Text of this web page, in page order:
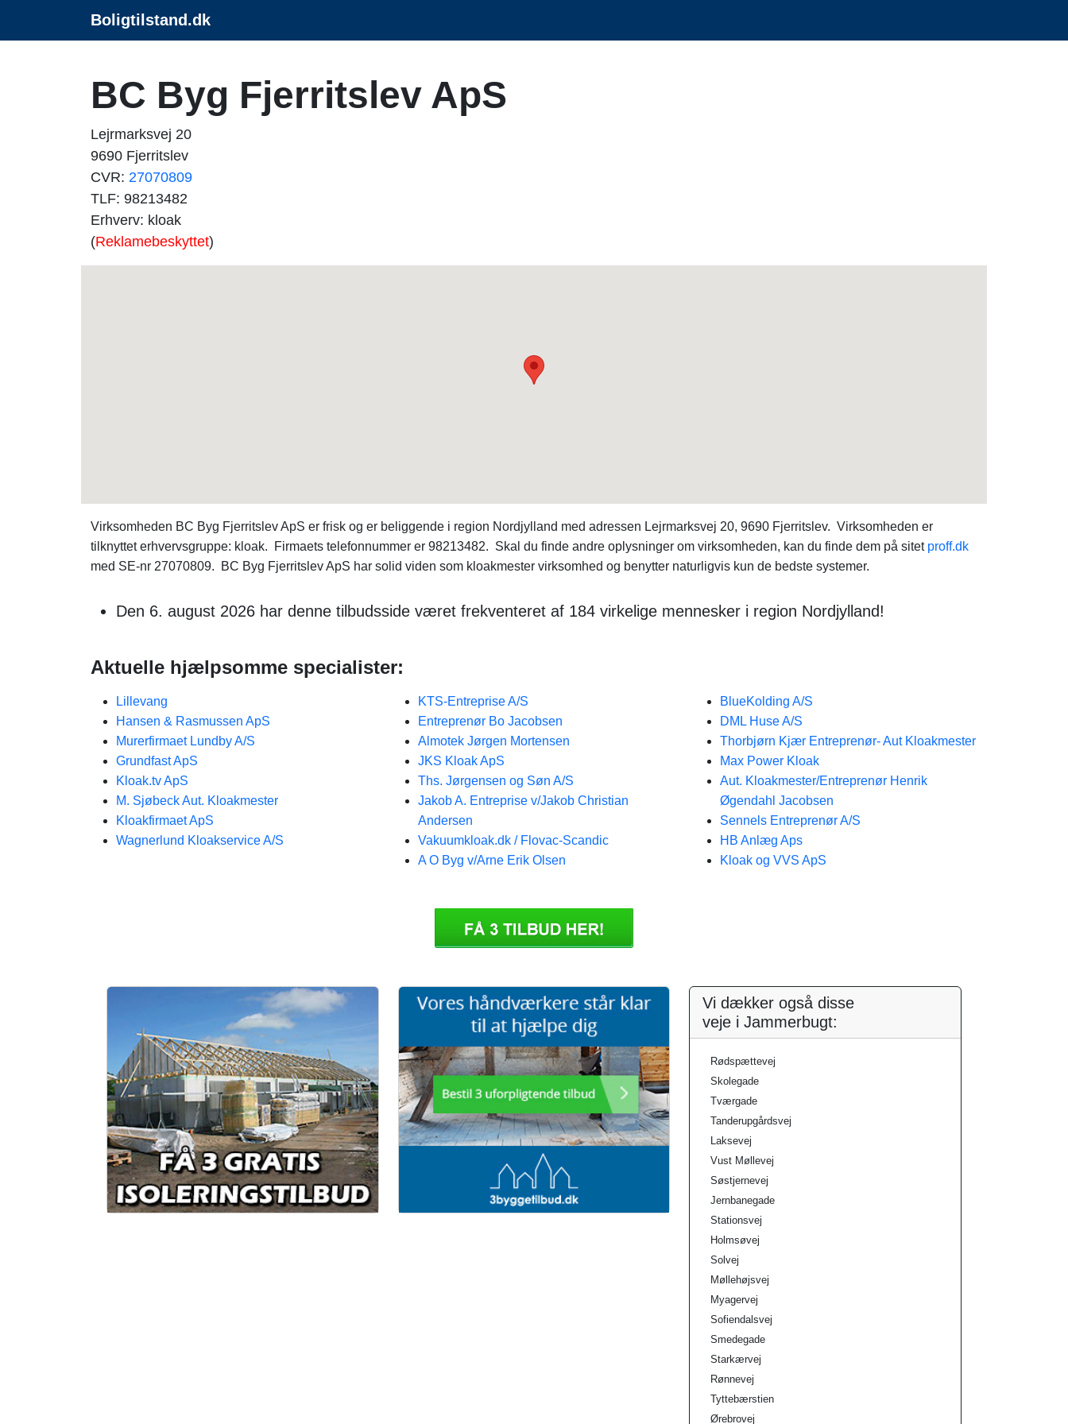
Boligtilstand.dk
BC Byg Fjerritslev ApS
Lejrmarksvej 20
9690 Fjerritslev
CVR: 27070809
TLF: 98213482
Erhverv: kloak
(Reklamebeskyttet)
Virksomheden BC Byg Fjerritslev ApS er frisk og er beliggende i region Nordjylland med adressen Lejrmarksvej 20, 9690 Fjerritslev. Virksomheden er
tilknyttet erhvervsgruppe: kloak. Firmaets telefonnummer er 98213482. Skal du finde andre oplysninger om virksomheden, kan du finde dem på sitet proff.dk
med SE-nr 27070809. BC Byg Fjerritslev ApS har solid viden som kloakmester virksomhed og benytter naturligvis kun de bedste systemer.
Den 6. august 2026 har denne tilbudsside været frekventeret af 184 virkelige mennesker i region Nordjylland!
Aktuelle hjælpsomme specialister:
Lillevang
Hansen & Rasmussen ApS
Murerfirmaet Lundby A/S
Grundfast ApS
Kloak.tv ApS
M. Sjøbeck Aut. Kloakmester
Kloakfirmaet ApS
Wagnerlund Kloakservice A/S
KTS-Entreprise A/S
Entreprenør Bo Jacobsen
Almotek Jørgen Mortensen
JKS Kloak ApS
Ths. Jørgensen og Søn A/S
Jakob A. Entreprise v/Jakob Christian
Andersen
Vakuumkloak.dk / Flovac-Scandic
A O Byg v/Arne Erik Olsen
BlueKolding A/S
DML Huse A/S
Thorbjørn Kjær Entreprenør- Aut Kloakmester
Max Power Kloak
Aut. Kloakmester/Entreprenør Henrik
Øgendahl Jacobsen
Sennels Entreprenør A/S
HB Anlæg Aps
Kloak og VVS ApS
Vi dækker også disse
veje i Jammerbugt:
Rødspættevej
Skolegade
Tværgade
Tanderupgårdsvej
Laksevej
Vust Møllevej
Søstjernevej
Jernbanegade
Stationsvej
Holmsøvej
Solvej
Møllehøjsvej
Myagervej
Sofiendalsvej
Smedegade
Starkærvej
Rønnevej
Tyttebærstien
Ørebrovej